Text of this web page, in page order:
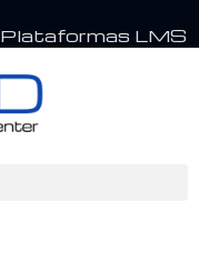
Plataformas LMS